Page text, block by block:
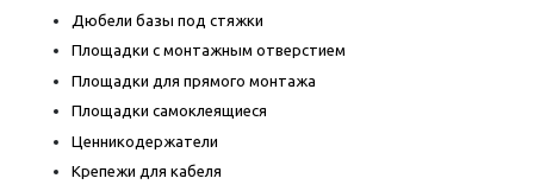
Дюбели базы под стяжки
Площадки с монтажным отверстием
Площадки для прямого монтажа
Площадки самоклеящиеся
Ценникодержатели
Крепежи для кабеля